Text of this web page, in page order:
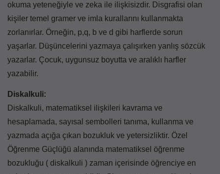
okuma yeteneğiyle ve zeka ile ilişkisizdir. Disgrafisi olan
kişiler temel gramer ve imla kurallarını kullanmakta
zorlanırlar. Örneğin, p,q, b ve d gibi harflerde sorun
yaşarlar. Düşüncelerini yazmaya çalışırken yanlış sözcük
yazarlar. Çocuk, uygunsuz boyutta ve aralıklı harfler
yazabilir.
Diskalkuli:
Diskalkuli, matematiksel ilişkileri kavrama ve
hesaplamada, sayısal sembolleri tanıma, kullanma ve
yazmada açığa çıkan bozukluk ve yetersizliktir. Özel
Öğrenme Güçlüğü alanında matematiksel öğrenme
bozukluğu ( diskalkuli ) zaman içerisinde öğrenciye en